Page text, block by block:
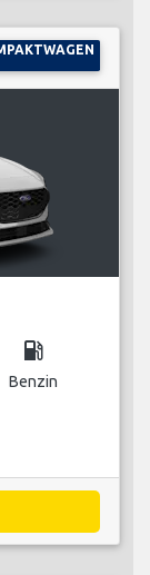
local_gas_station
Benzin